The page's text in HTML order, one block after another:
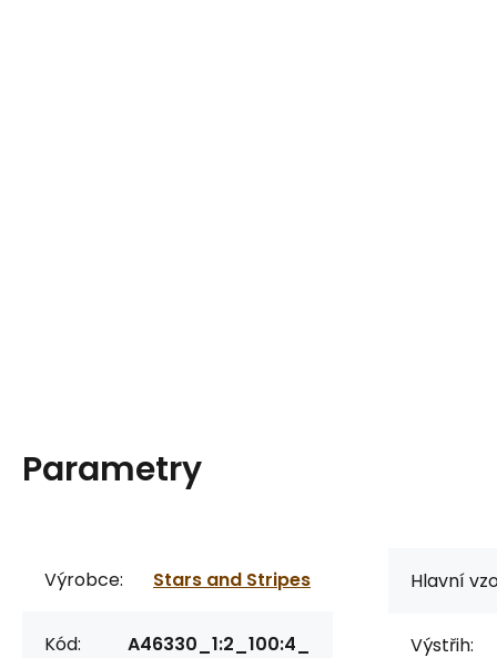
Parametry
Výrobce: Stars and Stripes
Kód: A46330_1:2_100:4_
Hlavní
Výstřih: